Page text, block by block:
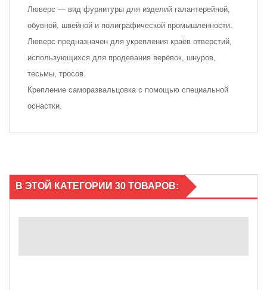
Люверс — вид фурнитуры для изделий галантерейной,
обувной, швейной и полиграфической промышленности.
Люверс предназначен для укрепления краёв отверстий,
использующихся для продевания верёвок, шнуров,
тесьмы, тросов.
Крепление саморазвальцовка с помощью специальной
оснастки.
В ЭТОЙ КАТЕГОРИИ 30 ТОВАРОВ: